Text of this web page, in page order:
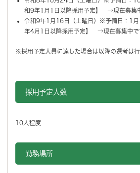
和9年1月1日以降採用予定】 →現在募集中
令和9年1月16日（土曜日）※予備日：1
年4月1日以降採用予定】 →現在募集中で
※採用予定人員に達した場合は以降の選考は行
採用予定人数
10人程度
勤務場所